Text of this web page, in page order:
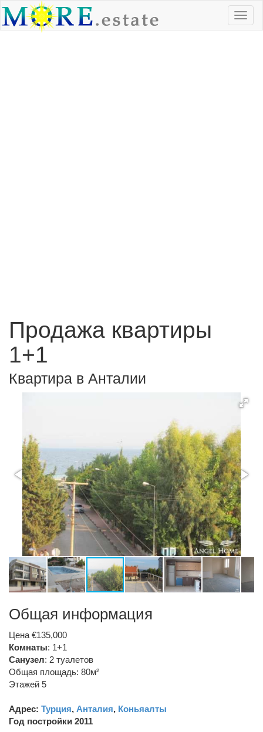
Продажа квартиры
1+1
Квартира в Анталии
Общая информация
Цена €135,000
Комнаты: 1+1
Санузел: 2 туалетов
Общая площадь: 80м²
Этажей 5
Адрес: Турция, Анталия, Коньяалты
Год постройки 2011